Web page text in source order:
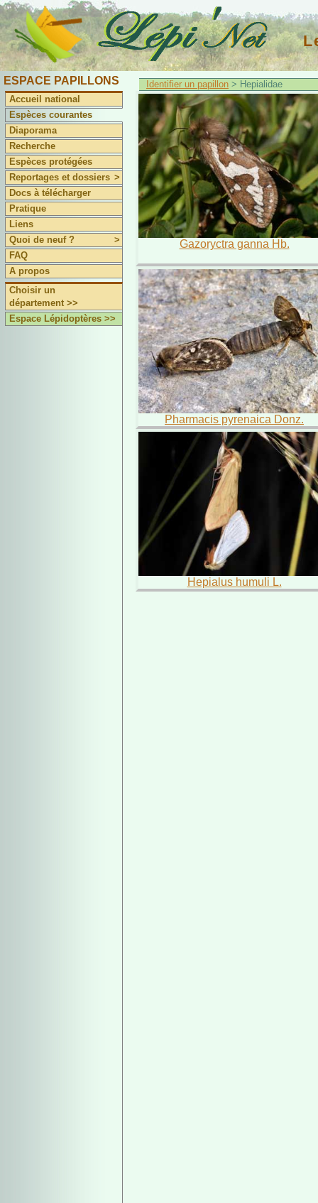
ESPACE PAPILLONS
Accueil national
Espèces courantes
Diaporama
Recherche
Espèces protégées
Reportages et dossiers >
Docs à télécharger
Pratique
Liens
Quoi de neuf ?
>
FAQ
A propos
Choisir un
département >>
Espace Lépidoptères >>
Identifier un papillon > Hepialidae
Gazoryctra ganna Hb.
Pharmacis pyrenaica Donz.
Hepialus humuli L.